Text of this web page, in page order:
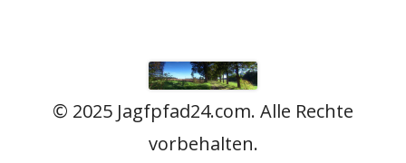
© 2025 Jagfpfad24.com. Alle Rechte
vorbehalten.